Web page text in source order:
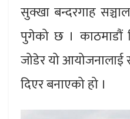
सुक्खा बन्दरगाह
पुगेको छ । काठमाडौं
जोडेर यो आयोजनालाई
दिएर बनाएको हो ।